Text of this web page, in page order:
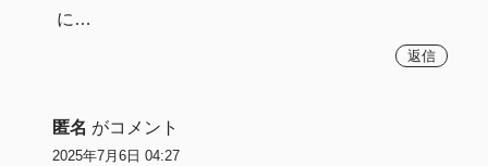
に…
返信
匿名 がコメント
2025年7月6日 04:27